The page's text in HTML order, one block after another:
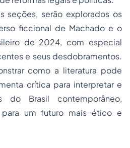
seções, serão explorados os
ficcional de Machado e o
de 2024, com especial
e seus desdobramentos.
como a literatura pode
crítica para interpretar e
do Brasil contemporâneo,
para um futuro mais ético e